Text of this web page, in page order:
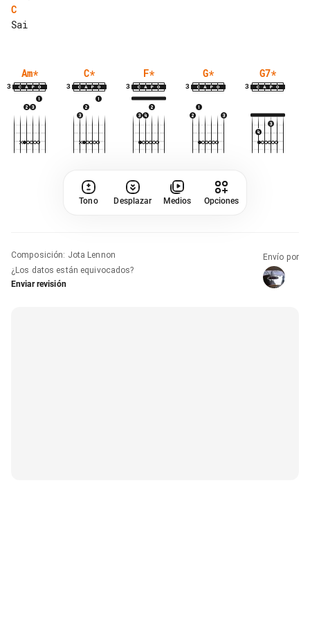
C
Am*
3
C*
3
F*
3
G*
3
G7*
3
Tono Desplazar Medios Opciones
Composición: Jota Lennon
¿Los datos están equivocados?
Enviar revisión
Envío por